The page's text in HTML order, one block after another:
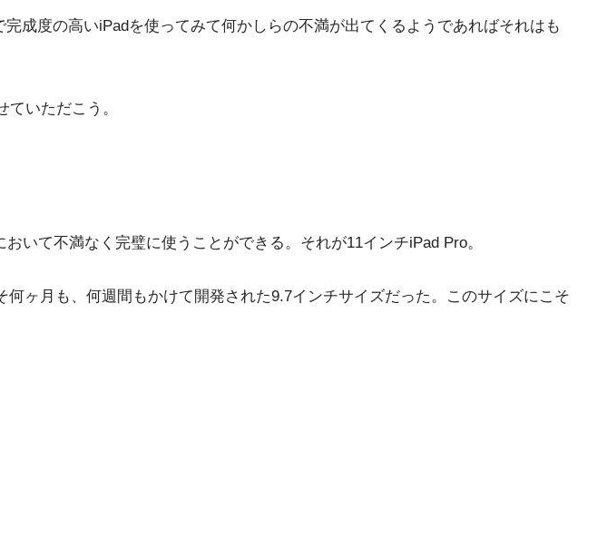
成度の高いiPadを使ってみて何かしらの不満が出てくるようであればそれはも
いただこう。
いて不満なく完璧に使うことができる。それが11インチiPad Pro。
ヶ月も、何週間もかけて開発された9.7インチサイズだった。このサイズにこそ